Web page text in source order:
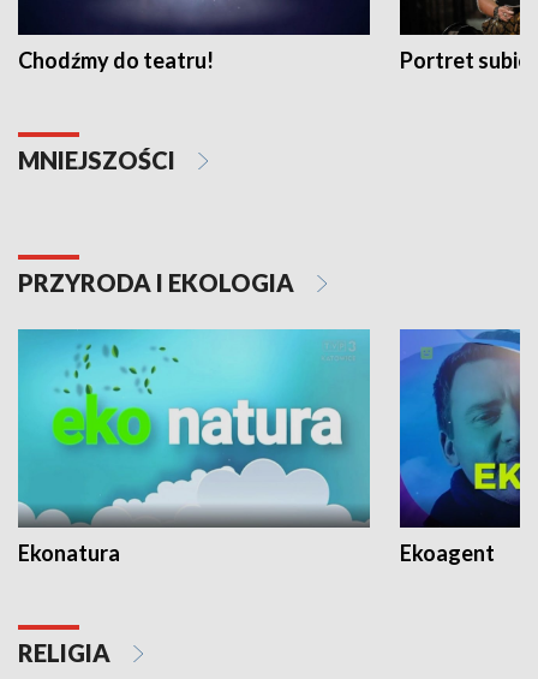
Chodźmy do teatru! Portret
MNIEJSZOŚCI
PRZYRODA I EKOLOGIA
Ekonatura Ekoagent
RELIGIA